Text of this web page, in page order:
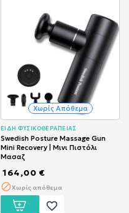
Χωρίς Απόθεμα
ΕΙΔΗ ΦΥΣΙΚΟΘΕΡΑΠΕΙΑΣ
Swedish Posture Massage Gun
Mini Recovery | Μινι Πιστόλι
Μασαζ
164,00 €
Χωρίς απόθεμα
favorite_border